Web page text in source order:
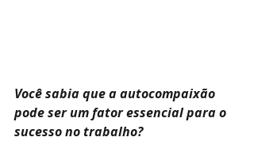
Você sabia que a autocompaixão
pode ser um fator essencial para o
sucesso no trabalho?